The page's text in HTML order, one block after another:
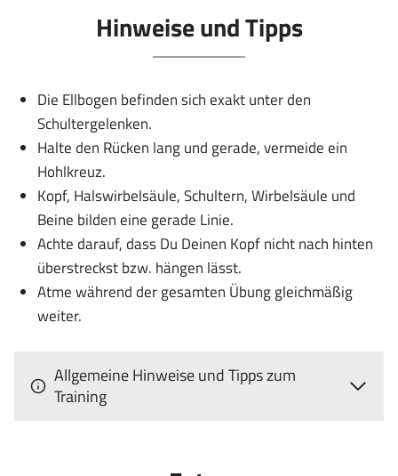
Hinweise und Tipps
Die Ellbogen befinden sich exakt unter den
Schultergelenken.
Halte den Rücken lang und gerade, vermeide ein
Hohlkreuz.
Kopf, Halswirbelsäule, Schultern, Wirbelsäule und
Beine bilden eine gerade Linie.
Achte darauf, dass Du Deinen Kopf nicht nach hinten
überstreckst bzw. hängen lässt.
Atme während der gesamten Übung gleichmäßig
weiter.
Allgemeine Hinweise und Tipps zum
Training